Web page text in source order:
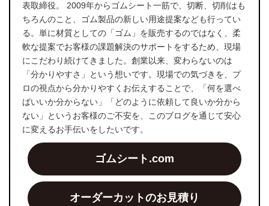
表取締役。 2009年からゴムシート一筋で、切断、切削はも
ちろんのこと、ゴム製品の新しい用途提案なども行ってい
る。単に材質としての「ゴム」を販売するのではなく、柔
軟な提案でお客様の課題解決のサポートをするため、現場
にこだわり続けてきました。創業以来、変わらないのは
「分かりやすさ」という想いです。現場での気づきを、プ
ロの視点から分かりやすくお伝えすることで、「何を選べ
ばいいか分からない」「どのように依頼して良いか分から
ない」というお客様のご不安を、このブログを通じて安心
に変えるお手伝いをしたいです。
ゴムシート.com
オーダーカットのお見積り